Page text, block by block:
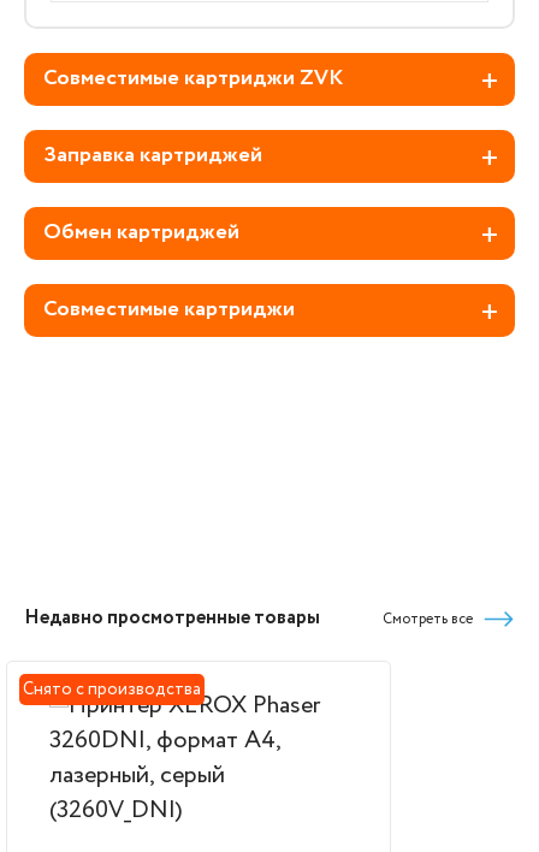
Совместимые картриджи ZVK
Заправка картриджей
Обмен картриджей
Совместимые картриджи
Недавно просмотренные товары Смотреть все
Снято с производства